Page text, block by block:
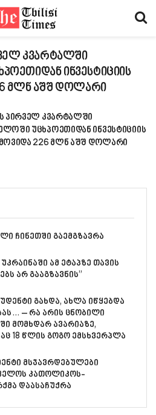
კვარტალში
ინვესტიციის
მლნ აშშ დოლარი
პირველ კვარტალში
უცხპოეთიდან ინვესტიციის
226 მლნ აშშ დოლარი
ჩინეთში გაემგზავრა
ამ ეტაპზე თავის
არ გააგზავნის”
გახდა, ახლა იწყებდა
– რა არის ცნობილი
მომხდარ ავარიაზე,
18 წლის გოგო ემსხვერპლა
მსჯავრდებულები
კათოლიკოს-
დაასაჩუქრა